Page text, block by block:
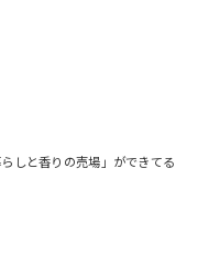
しと香りの売場」ができてる